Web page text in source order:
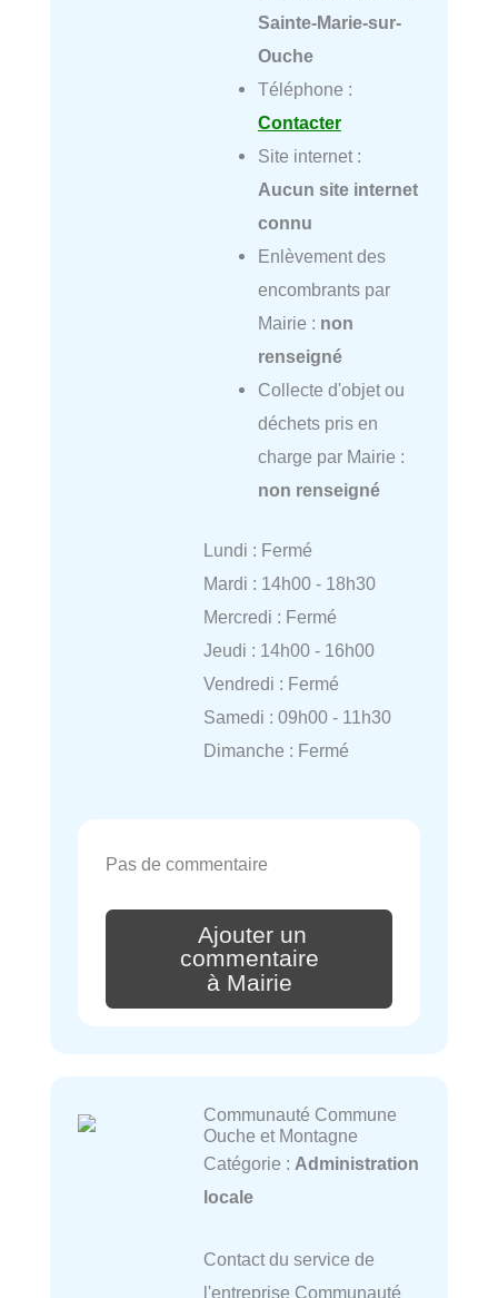
Sainte-Marie-sur-
Ouche
Téléphone :
Contacter
Site internet :
Aucun site internet
connu
Enlèvement des
encombrants par
Mairie : non
renseigné
Collecte d'objet ou
déchets pris en
charge par Mairie :
non renseigné
Lundi : Fermé
Mardi : 14h00 - 18h30
Mercredi : Fermé
Jeudi : 14h00 - 16h00
Vendredi : Fermé
Samedi : 09h00 - 11h30
Dimanche : Fermé
Pas de commentaire
Ajouter un
commentaire
à Mairie
Communauté Commune
Ouche et Montagne
Catégorie : Administration
locale
Contact du service de
l'entreprise Communauté